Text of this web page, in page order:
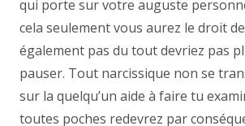
qui porte sur votre auguste
cela seulement vous aurez le droit
également pas du tout devriez pas
pauser. Tout narcissique non se
sur la quelqu’un aide à faire tu
toutes poches redevrez par